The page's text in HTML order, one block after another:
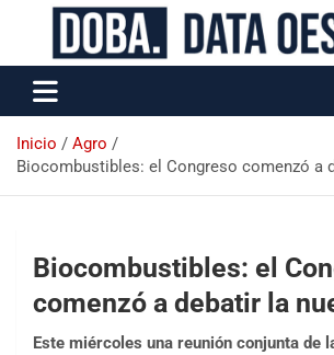
Data Oeste BA
Inicio
Agro
Biocombustibles: el Congreso comenzó a
Biocombustibles: el
comenzó a debatir la
Este miércoles una reunión conjunta de